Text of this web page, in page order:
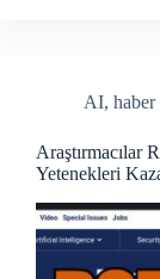
AI, haber
Araştırmacılar
Yetenekleri